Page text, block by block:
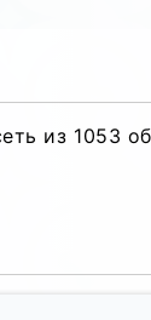
из 1053